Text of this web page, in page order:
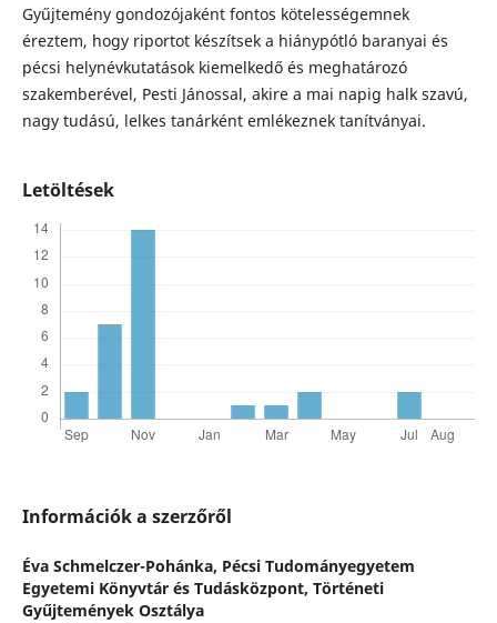
Gyűjtemény gondozójaként fontos kötelességemnek
éreztem, hogy riportot készítsek a hiánypótló baranyai és
pécsi helynévkutatások kiemelkedő és meghatározó
szakemberével, Pesti Jánossal, akire a mai napig halk szavú,
nagy tudású, lelkes tanárként emlékeznek tanítványai.
Letöltések
Információk a szerzőről
Éva Schmelczer-Pohánka, Pécsi Tudományegyetem
Egyetemi Könyvtár és Tudásközpont, Történeti
Gyűjtemények Osztálya